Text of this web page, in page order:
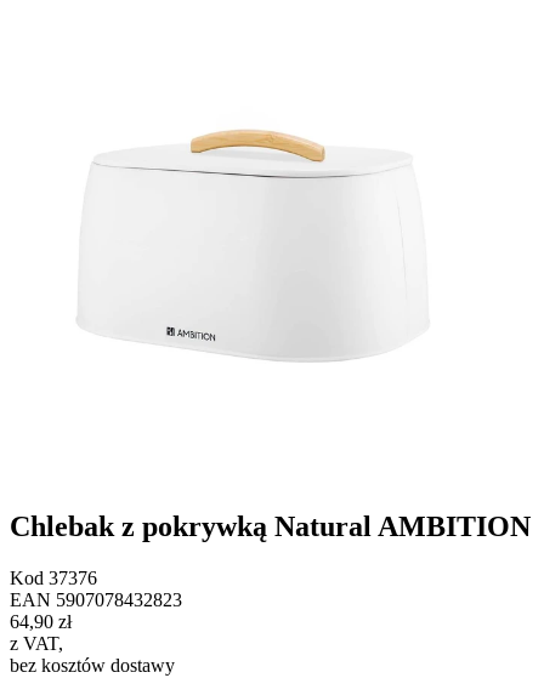
Chlebak z pokrywką Natural AMBITION
Kod 37376
EAN 5907078432823
64,90 zł
z VAT,
bez kosztów dostawy